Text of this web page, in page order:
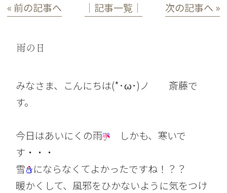
« 前の記事へ │記事一覧│ 次の記事へ »
雨の日
みなさま、こんにちは(*･ω･)ノ 斎藤で
す。
今日はあいにくの雨
しかも、寒いで
す・・・
雪
にならなくてよかったですね！？？
暖かくして、風邪をひかないように気をつけ